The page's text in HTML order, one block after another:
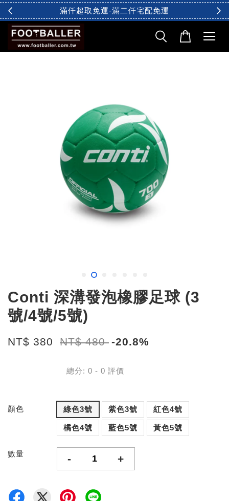
滿仟超取免運-滿二仟宅配免運
Conti 深溝發泡橡膠足球 (3
號/4號/5號)
NT$ 380 NT$ 480 -20.8%
總分: 0 - 0 評價
顏色 綠色3號 紫色3號 紅色4號
橘色4號 藍色5號 黃色5號
數量 - +